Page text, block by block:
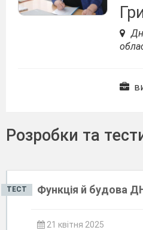
Розробки та
ТЕСТ Функція й будова
21 квітня 2025